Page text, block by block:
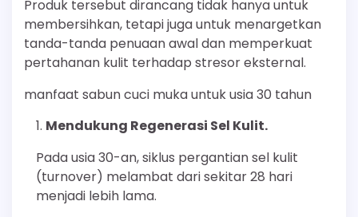
Produk tersebut dirancang tidak hanya untuk
membersihkan, tetapi juga untuk menargetkan
tanda-tanda penuaan awal dan memperkuat
pertahanan kulit terhadap stresor eksternal.
manfaat sabun cuci muka untuk usia 30 tahun
Mendukung Regenerasi Sel Kulit.
Pada usia 30-an, siklus pergantian sel kulit
(turnover) melambat dari sekitar 28 hari
menjadi lebih lama.